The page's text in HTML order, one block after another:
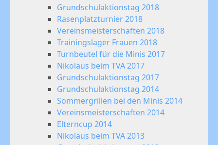
Grundschulaktionstag 2018
Rasenplatzturnier 2018
Vereinsmeisterschaften 2018
Trainingslager Frauen 2018
Turnbeutel für die Minis 2017
Nikolaus beim TVA 2017
Grundschulaktionstag 2017
Grundschulaktionstag 2014
Sommergrillen bei den Minis 2014
Vereinsmeisterschaften 2014
Elterncup 2014
Nikolaus beim TVA 2013